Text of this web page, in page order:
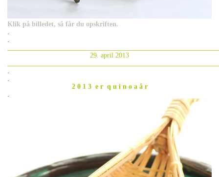
Klik på billedet, så får du opskriften.
.
.
29. april 2013
.
.
2 0 1 3 e r q u i n o a å r
.